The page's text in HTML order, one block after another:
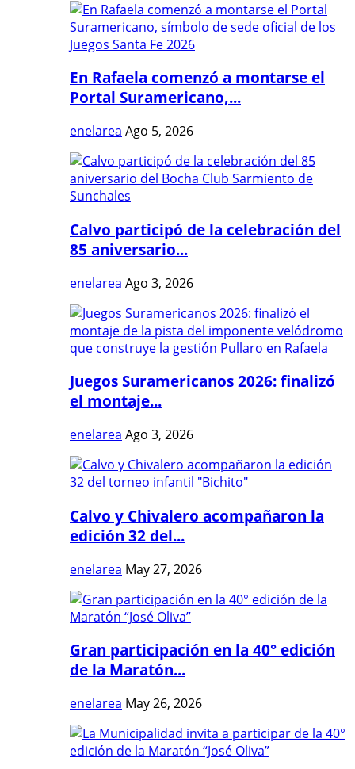
En Rafaela comenzó a montarse el
Portal Suramericano,...
enelarea Ago 5, 2026
Calvo participó de la celebración del
85 aniversario...
enelarea Ago 3, 2026
Juegos Suramericanos 2026: finalizó
el montaje...
enelarea Ago 3, 2026
Calvo y Chivalero acompañaron la
edición 32 del...
enelarea May 27, 2026
Gran participación en la 40° edición
de la Maratón...
enelarea May 26, 2026